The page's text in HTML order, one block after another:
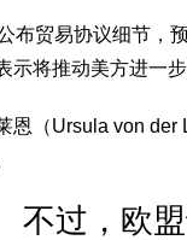
布贸易协议细节，
示将推动美方进一
恩（Ursula von
不过，欧